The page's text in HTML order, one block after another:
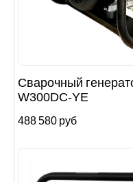
Сварочный
W300DC-YE
488 580 руб